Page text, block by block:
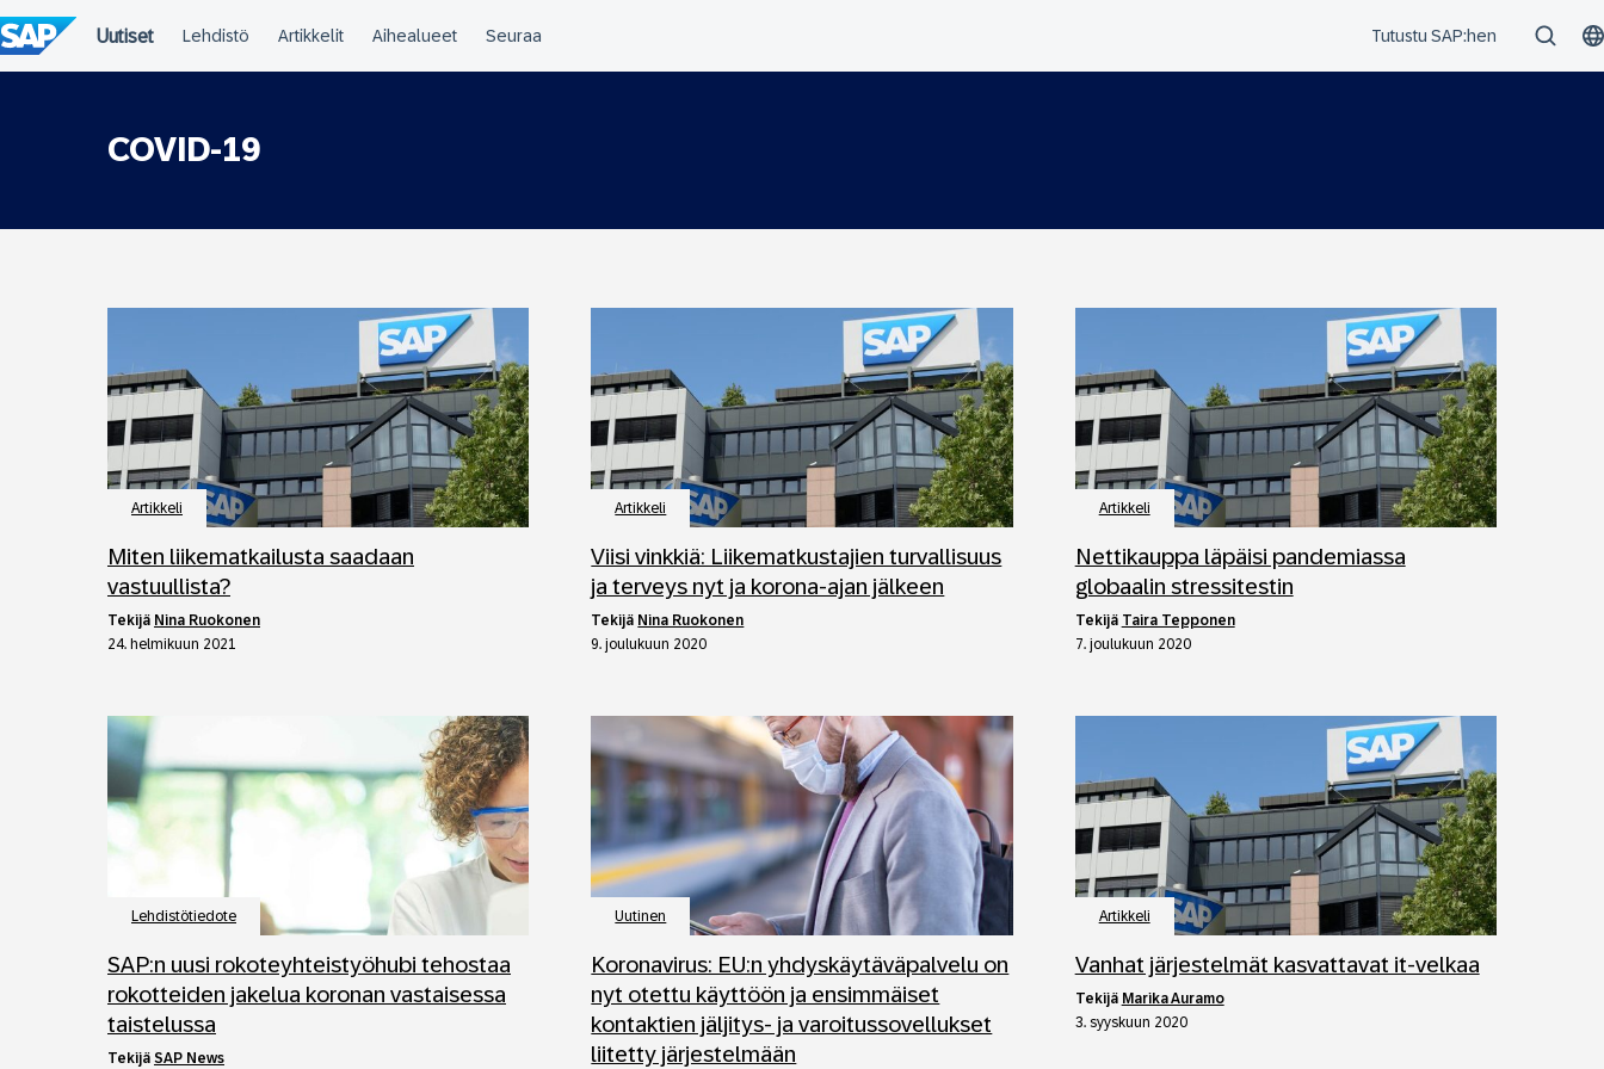
suoraan
sisältöön
COVID-19
Artikkeli
Miten liikematkailusta saadaan
vastuullista?
tekijä Nina Ruokonen
24. helmikuun 2021
Artikkeli
Viisi vinkkiä: Liikematkustajien turvallisuus
ja terveys nyt ja korona-ajan jälkeen
tekijä Nina Ruokonen
9. joulukuun 2020
Artikkeli
Nettikauppa läpäisi pandemiassa
globaalin stressitestin
tekijä Taira Tepponen
7. joulukuun 2020
Lehdistötiedote
SAP:n uusi rokoteyhteistyöhubi tehostaa
rokotteiden jakelua koronan vastaisessa
taistelussa
tekijä SAP News
Uutinen
Koronavirus: EU:n yhdyskäytäväpalvelu on
nyt otettu käyttöön ja ensimmäiset
kontaktien jäljitys- ja varoitussovellukset
liitetty järjestelmään
Artikkeli
Vanhat järjestelmät kasvattavat it-velkaa
tekijä Marika Auramo
3. syyskuun 2020